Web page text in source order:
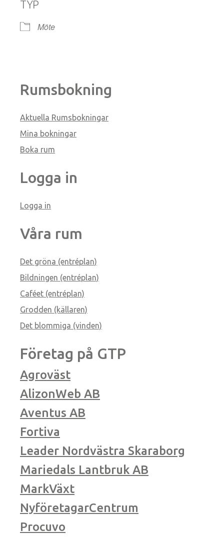
TYP
Möte
Rumsbokning
Aktuella Rumsbokningar
Mina bokningar
Boka rum
Logga in
Logga in
Våra rum
Det gröna (entréplan)
Bildningen (entréplan)
Caféet (entréplan)
Grodden (källaren)
Det blommiga (vinden)
Företag på GTP
Agroväst
AlizonWeb AB
Aventus AB
Fortiva
Leader Nordvästra Skaraborg
Mariedals Lantbruk AB
MarkVäxt
NyföretagarCentrum
Procuvo